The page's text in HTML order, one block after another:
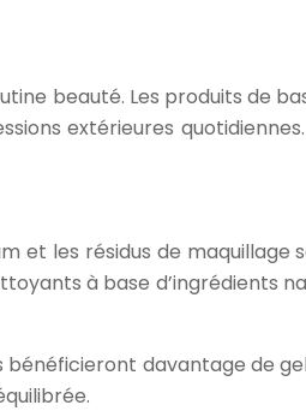
beauté. Les produits de
extérieures
et les résidus de maquillage
à base d’ingrédients
bénéficieront davantage de